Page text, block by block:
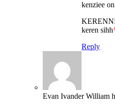
kenziee
keren sihh
Reply
Evan Ivander William h